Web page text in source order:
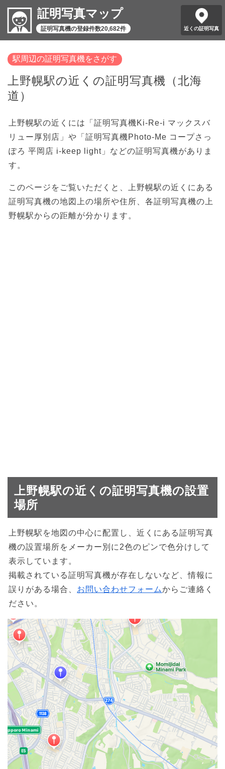
証明写真マップ
証明写真機の登録件数20,682件 近くの証明写真
駅周辺の証明写真機をさがす
上野幌駅の近くの証明写真機（北海
道）
上野幌駅の近くには「証明写真機Ki-Re-i マックスバ
リュー厚別店」や「証明写真機Photo-Me コープさっ
ぽろ 平岡店 i-keep light」などの証明写真機がありま
す。
このページをご覧いただくと、上野幌駅の近くにある
証明写真機の地図上の場所や住所、各証明写真機の上
野幌駅からの距離が分かります。
上野幌駅の近くの証明写真機の設置
場所
上野幌駅を地図の中心に配置し、近くにある証明写真
機の設置場所をメーカー別に2色のピンで色分けして
表示しています。
掲載されている証明写真機が存在しないなど、情報に
誤りがある場合、 お問い合わせフォームからご連絡く
ださい。